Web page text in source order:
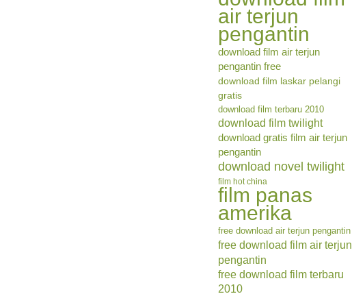
air terjun
pengantin
download film air terjun
pengantin free
download film laskar pelangi
gratis
download film terbaru 2010
download film twilight
download gratis film air terjun
pengantin
download novel twilight
film hot china
film panas
amerika
free download air terjun pengantin
free download film air terjun
pengantin
free download film terbaru
2010